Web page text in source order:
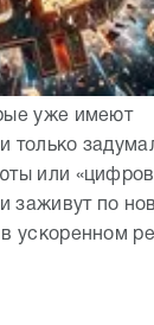
уже имеют
только
или
заживут по
ускоренном